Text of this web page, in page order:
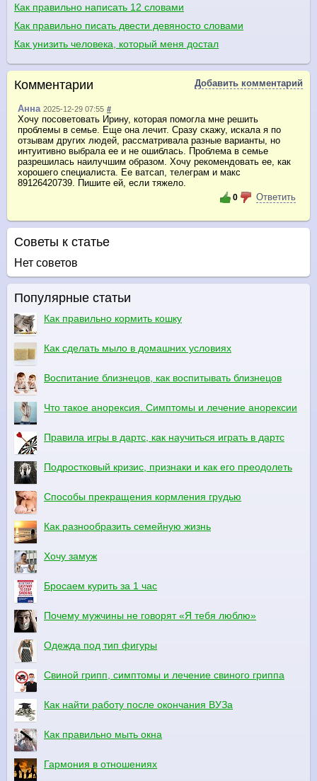
Как правильно написать 12 словами
Как правильно писать двести девяносто словами
Как унизить человека, который меня достал
Комментарии Добавить комментарий
Анна 2025-12-29 07:55 #
Хочу посоветовать Ирину, которая помогла мне решить
проблемы в семье. Еще она лечит. Сразу скажу, искала я по
отзывам других людей, рассматривала разные варианты, но
интуитивно выбрала ее и не ошиблась. Проблема в семье
разрешилась наилучшим образом. Хочу рекомендовать ее, как
хорошего специалиста. Ее ватсап, телеграм и макс
89126420739. Пишите ей, если тяжело.
0 Ответить
Советы к статье
Нет советов
Популярные статьи
Как правильно кормить кошку
Как сделать мыло в домашних условиях
Воспитание близнецов, как воспитывать близнецов
Что такое анорексия. Симптомы и лечение анорексии
Правила игры в дартс, как научиться играть в дартс
Подростковый кризис, признаки и как его преодолеть
Способы прекращения кормления грудью
Как разнообразить семейную жизнь
Хочу замуж
Бросаем курить за 1 час
Почему мужчины не говорят «Я тебя люблю»
Одежда под тип фигуры
Свиной грипп, симптомы и лечение свиного гриппа
Как найти работу после окончания ВУЗа
Как правильно мыть окна
Гармония в отношениях